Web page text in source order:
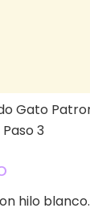
hilo blanco.